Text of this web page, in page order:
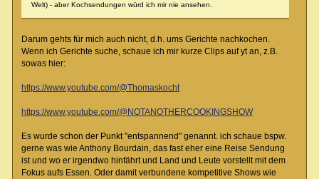
Welt) - aber Kochsendungen würd ich mir nie ansehen.
Darum gehts für mich auch nicht, d.h. ums Gerichte nachkochen.
Wenn ich Gerichte suche, schaue ich mir kurze Clips auf yt an, z.B.
sowas hier:
https://www.youtube.com/@Thomaskocht
https://www.youtube.com/@NOTANOTHERCOOKINGSHOW
Es wurde schon der Punkt "entspannend" genannt. ich schaue bspw.
gerne was wie Anthony Bourdain, das fast eher eine Reise Sendung
ist und wo er irgendwo hinfährt und Land und Leute vorstellt mit dem
Fokus aufs Essen. Oder damit verbundene kompetitive Shows wie